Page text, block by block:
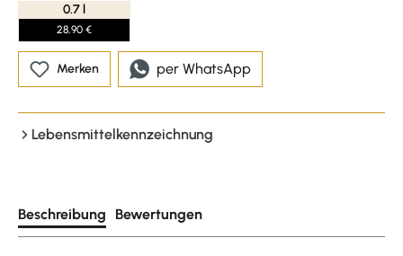
0.7 l
28,90 €
Merken per WhatsApp
Lebensmittelkennzeichnung
Beschreibung Bewertungen